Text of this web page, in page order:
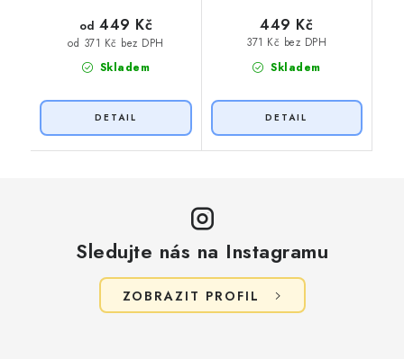
Skladem
od 371 Kč bez DPH
od 449 Kč
Skladem
371 Kč bez DPH
449 Kč
Sledujte nás na Instagramu
ZOBRAZIT PROFIL